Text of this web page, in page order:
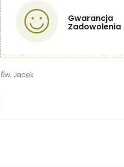
Gwarancja
Zadowolenia
Św. Jacek